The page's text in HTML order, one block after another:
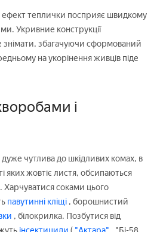
теплички посприяє швидкому
Укривние конструкції
знімати, збагачуючи сформований
на укорінення живців піде
і
чутлива до шкідливих комах, в
яких жовтіє листя, обсипаються
Харчуватися соками цього
павутинні кліщі , борошнистий
, білокрилка. Позбутися від